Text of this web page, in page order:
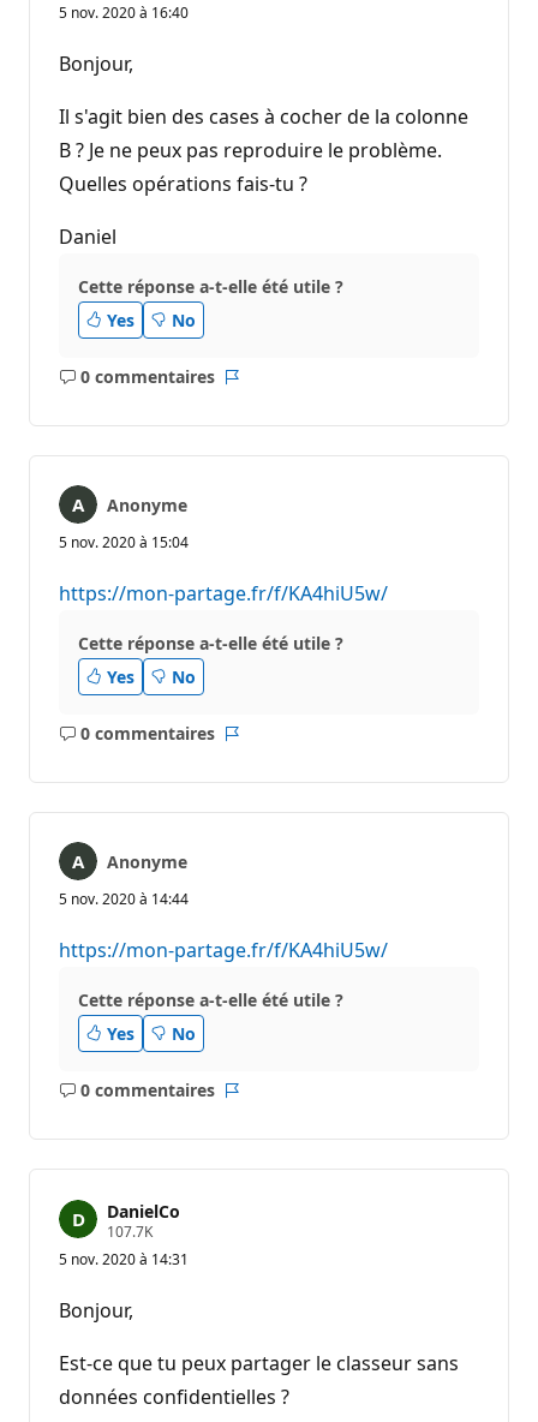
e
r
é
p
u
n
5 nov. 2020 à 16:40
Bonjour,
Il s'agit bien des cases à cocher de la colonne
B ? Je ne peux pas reproduire le problème.
Quelles opérations fais-tu ?
Daniel
Cette réponse a-t-elle été utile ?
Yes
No
0 commentaires
Aucun
Anonyme
5 nov. 2020 à 15:04
https://mon-partage.fr/f/KA4hiU5w/
Cette réponse a-t-elle été utile ?
Yes
No
0 commentaires
Aucun
Anonyme
5 nov. 2020 à 14:44
https://mon-partage.fr/f/KA4hiU5w/
Cette réponse a-t-elle été utile ?
Yes
No
0 commentaires
Aucun
DanielCo
107.7KP
e
é
p
5 nov. 2020 à 14:31
Bonjour,
Est-ce que tu peux partager le classeur sans
données confidentielles ?